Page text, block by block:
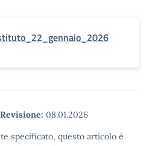
Revisione: 08.01.2026
specificato, questo articolo è